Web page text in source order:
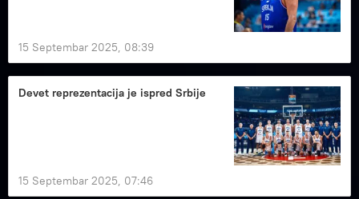
15 Septembar 2025, 08:39
Devet reprezentacija je ispred Srbije
15 Septembar 2025, 07:46